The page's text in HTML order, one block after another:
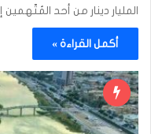
المليار دينار من أحد
أكمل القراءة »